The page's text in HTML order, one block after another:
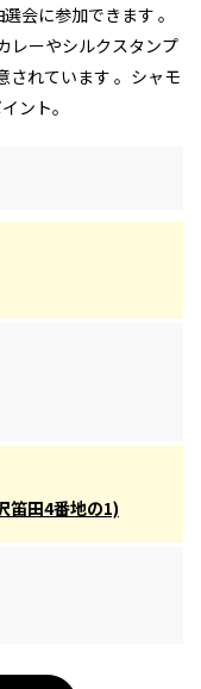
会に参加できます 。
レーやシルクスタンプ
されています 。シャモ
ント。
笛田4番地の1)